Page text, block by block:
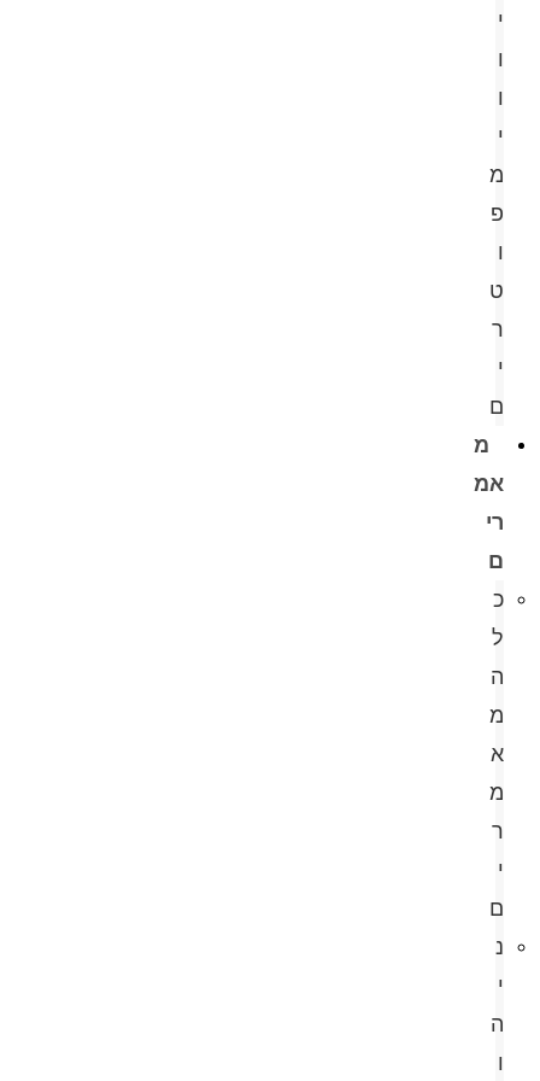
י
ו
ו
י
מ
פ
ו
ט
ר
י
ם
מ
אמ
רי
ם
כ
ל
ה
מ
א
מ
ר
י
ם
נ
י
ה
ו